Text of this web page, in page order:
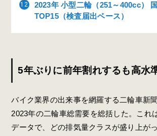
2023年 小型二輪（251～400cc）
TOP15（検査届出ベース）
5年ぶりに前年割れするも高水
バイク業界の出来事を網羅する二輪車新
2023年の二輪車総需要を総括した。これ
データで、どの排気量クラスが盛り上が